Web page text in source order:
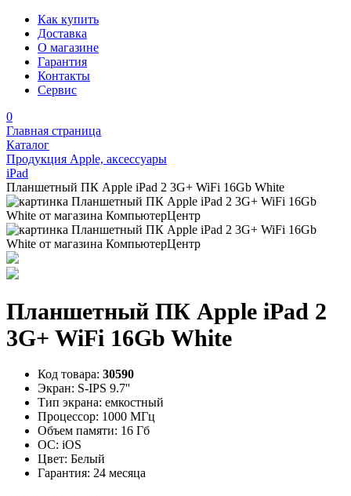
Как купить
Доставка
О магазине
Гарантия
Контакты
Сервис
0
Главная страница
Каталог
Продукция Apple, аксессуары
iPad
Планшетный ПК Apple iPad 2 3G+ WiFi 16Gb White
Планшетный ПК Apple iPad 2
3G+ WiFi 16Gb White
Код товара: 30590
Экран: S-IPS 9.7''
Тип экрана: емкостный
Процессор: 1000 МГц
Объем памяти: 16 Гб
ОС: iOS
Цвет: Белый
Гарантия: 24 месяца